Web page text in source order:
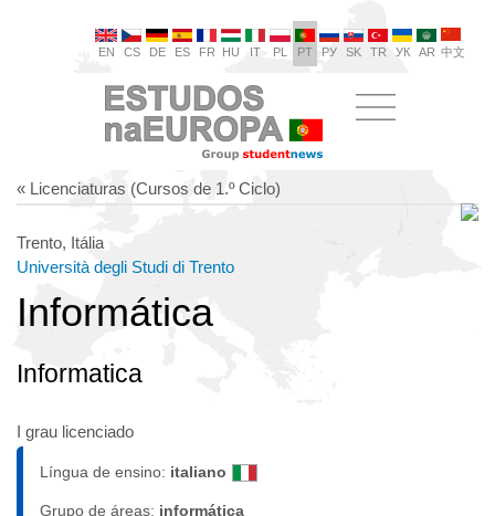
EN CS DE ES FR HU IT PL PT РУ SK TR УК AR 中文
« Licenciaturas (Cursos de 1.º Ciclo)
Trento, Itália
Università degli Studi di Trento
Informática
Informatica
I grau licenciado
Língua de ensino: italiano
Grupo de áreas: informática